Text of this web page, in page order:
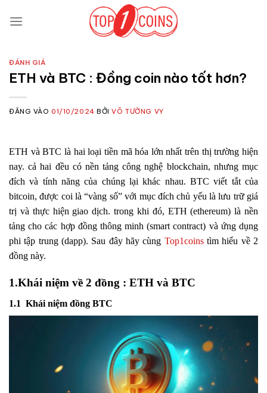
qua
ĐÁNH GIÁ
ETH và BTC : Đồng coin nào tốt hơn?
ĐĂNG VÀO 01/10/2024 BỞIVÕ TƯỜNG VY
ETH và BTC là hai loại tiền mã hóa lớn nhất trên thị trường hiện
nay. cả hai đều có nền tảng công nghệ blockchain, nhưng mục
đích và tính năng của chúng lại khác nhau. BTC viết tắt của
bitcoin, được coi là “vàng số” với mục đích chủ yếu là lưu trữ giá
trị và thực hiện giao dịch. trong khi đó, ETH (ethereum) là nền
tảng cho các hợp đồng thông minh (smart contract) và ứng dụng
phi tập trung (dapp). Sau đây hãy cùng Top1coinstìm hiểu về 2
đồng này.
1.Khái niệm về 2 đồng : ETH và BTC
1.1 Khái niệm đồng BTC